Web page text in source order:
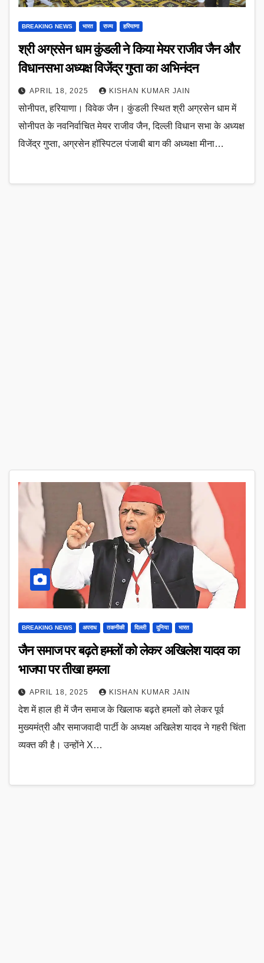
BREAKING NEWS भारत राज्य हरियाणा
श्री अग्रसेन धाम कुंडली ने किया मेयर राजीव जैन और
विधानसभा अध्यक्ष विजेंद्र गुप्ता का अभिनंदन
APRIL 18, 2025 KISHAN KUMAR JAIN
सोनीपत, हरियाणा। विवेक जैन। कुंडली स्थित श्री अग्रसेन धाम में
सोनीपत के नवनिर्वाचित मेयर राजीव जैन, दिल्ली विधान सभा के अध्यक्ष
विजेंद्र गुप्ता, अग्रसेन हॉस्पिटल पंजाबी बाग की अध्यक्षा मीना…
BREAKING NEWS अपराध तकनीकी दिल्ली दुनिया भारत
जैन समाज पर बढ़ते हमलों को लेकर अखिलेश यादव का
भाजपा पर तीखा हमला
APRIL 18, 2025 KISHAN KUMAR JAIN
देश में हाल ही में जैन समाज के खिलाफ बढ़ते हमलों को लेकर पूर्व
मुख्यमंत्री और समाजवादी पार्टी के अध्यक्ष अखिलेश यादव ने गहरी चिंता
व्यक्त की है। उन्होंने X…